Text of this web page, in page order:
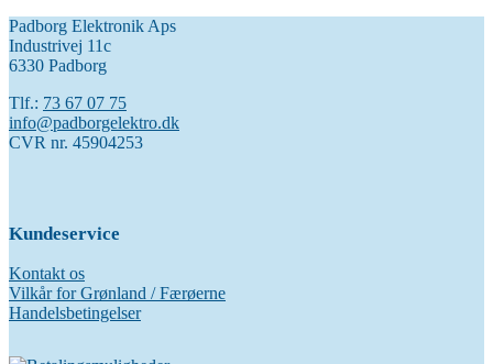
Padborg Elektronik Aps
Industrivej 11c
6330 Padborg
Tlf.: 73 67 07 75
info@padborgelektro.dk
CVR nr. 45904253
Kundeservice
Kontakt os
Vilkår for Grønland / Færøerne
Handelsbetingelser